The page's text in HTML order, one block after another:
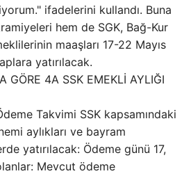
ifadelerini kullandı. Buna
hem de SGK, Bağ-Kur
maaşları 17-22 Mayıs
yatırılacak.
GÖRE 4A SSK EMEKLİ AYLIĞI
Takvimi SSK kapsamındaki
aylıkları ve bayram
yatırılacak: Ödeme günü 17,
Mevcut ödeme